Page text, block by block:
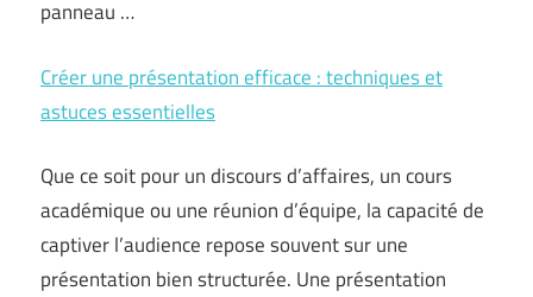
panneau …
Créer une présentation efficace : techniques et
astuces essentielles
Que ce soit pour un discours d’affaires, un cours
académique ou une réunion d’équipe, la capacité de
captiver l’audience repose souvent sur une
présentation bien structurée. Une présentation